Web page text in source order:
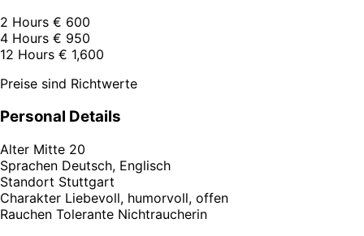
2 Hours € 600
4 Hours € 950
12 Hours € 1,600
Preise sind Richtwerte
Personal Details
Alter Mitte 20
Sprachen Deutsch, Englisch
Standort Stuttgart
Charakter Liebevoll, humorvoll, offen
Rauchen Tolerante Nichtraucherin